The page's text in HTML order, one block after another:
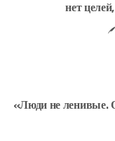
нет
«Люди не ленивые.